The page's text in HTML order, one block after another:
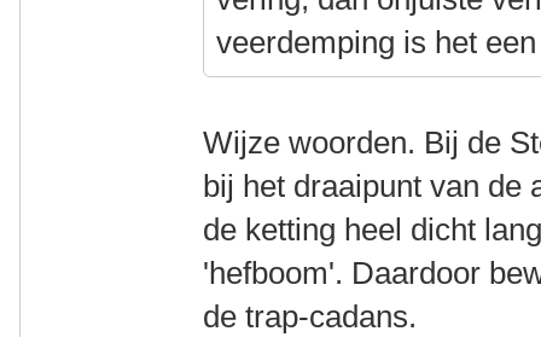
veerdemping is het
Wijze woorden. Bij de
bij het draaipunt van de
de ketting heel dicht
'hefboom'. Daardoor
de trap-cadans.